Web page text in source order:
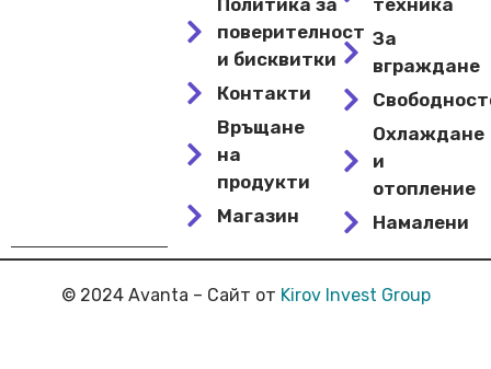
поверителност
и бисквитки
Контакти
Връщане
на
продукти
Магазин
За
вграждане
Охлаждане
и
отопление
Намалени
© 2024 Avanta – Сайт от Kirov Invest Group